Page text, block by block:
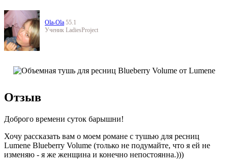
Ola-Ola 55.1
Ученик LadiesProject
Отзыв
Доброго времени суток барышни!
Хочу рассказать вам о моем романе с тушью для ресниц
Lumene Blueberry Volume (только не подумайте, что я ей не
изменяю - я же женщина и конечно непостоянна.)))